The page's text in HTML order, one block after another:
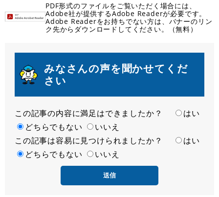
PDF形式のファイルをご覧いただく場合には、
Adobe社が提供するAdobe Readerが必要です。
Adobe Readerをお持ちでない方は、バナーのリン
ク先からダウンロードしてください。（無料）
みなさんの声を聞かせてくだ
さい
満
足
度
この記事の内容に満足はできましたか？
はい
どちらでもない
いいえ
容
易
この記事は容易に見つけられましたか？
はい
どちらでもない
いいえ